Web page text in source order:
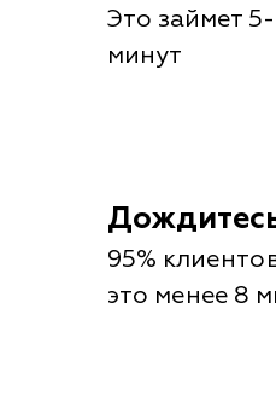
Это займет
минут
95%
это менее 8